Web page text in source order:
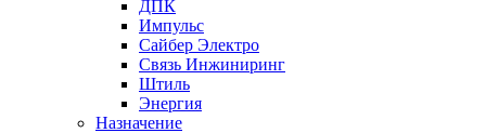
ДПК
Импульс
Сайбер Электро
Связь Инжиниринг
Штиль
Энергия
Назначение